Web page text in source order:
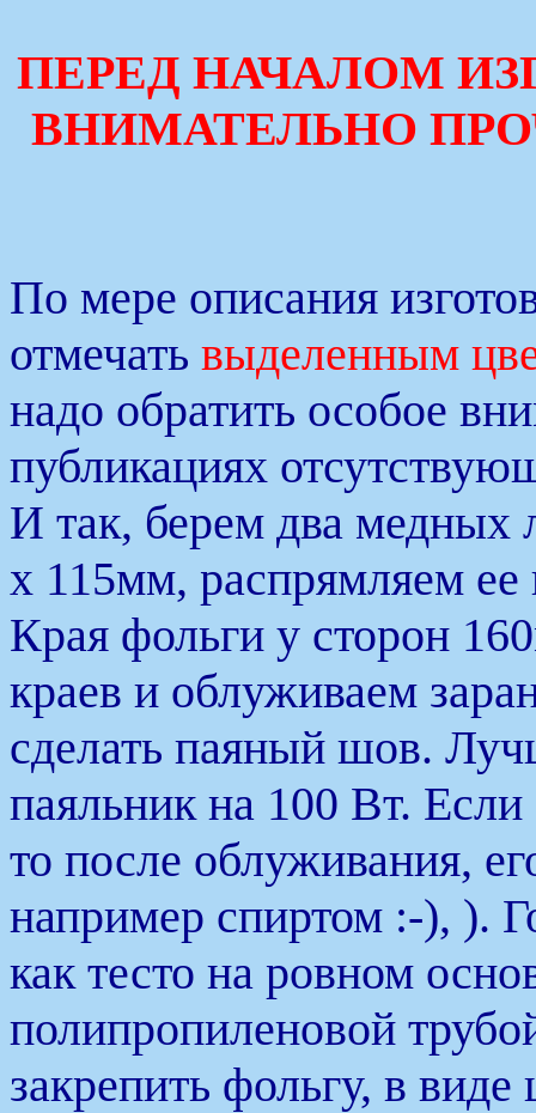
ПЕРЕД НАЧАЛОМ
ВНИМАТЕЛЬНО
По мере описания
отмечать выделенным
надо обратить особое
публикациях
И так, берем два медных
х 115мм, распрямляем ее
Края фольги у сторон
краев и облуживаем
сделать паяный шов.
паяльник на 100 Вт.
то после облуживания,
например спиртом :-), ).
как тесто на ровном
полипропиленовой
закрепить фольгу, в